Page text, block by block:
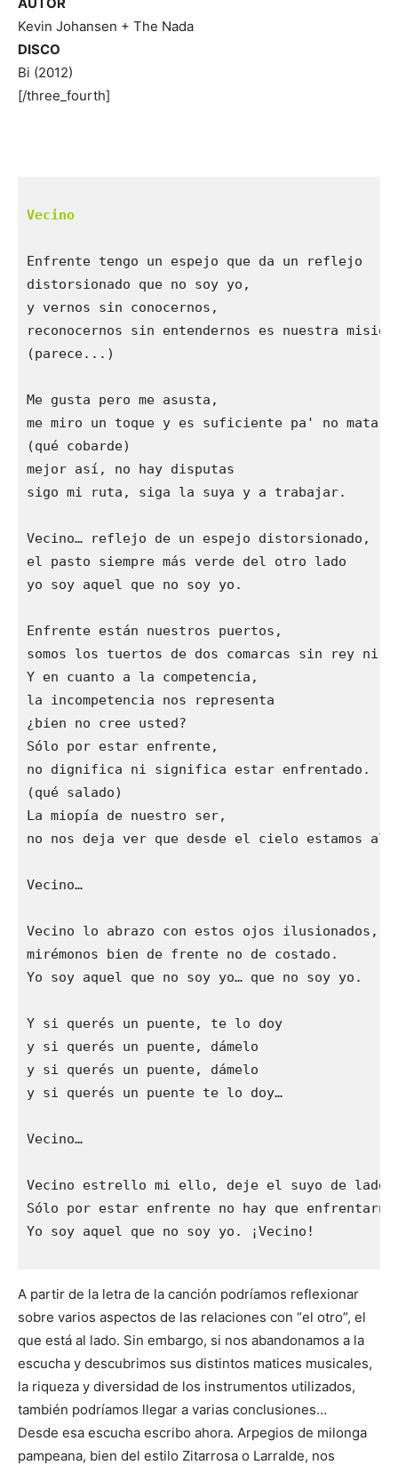
Kevin Johansen + The Nada
DISCO
Bi (2012)
[/three_fourth]
Enfrente tengo un espejo que da un reflejo
distorsionado que no soy yo,
y vernos sin conocernos,
reconocernos sin entendernos es nuestra
(parece...)
Me gusta pero me asusta,
me miro un toque y es suficiente pa' no
(qué cobarde)
mejor así, no hay disputas
sigo mi ruta, siga la suya y a trabajar.
Vecino… reflejo de un espejo distorsionado,
el pasto siempre más verde del otro lado
yo soy aquel que no soy yo.
Enfrente están nuestros puertos,
somos los tuertos de dos comarcas sin rey ni
Y en cuanto a la competencia,
la incompetencia nos representa
¿bien no cree usted?
Sólo por estar enfrente,
no dignifica ni significa estar enfrentado.
(qué salado)
La miopía de nuestro ser,
no nos deja ver que desde el cielo estamos al
Vecino…
Vecino lo abrazo con estos ojos ilusionados,
mirémonos bien de frente no de costado.
Yo soy aquel que no soy yo… que no soy yo.
Y si querés un puente, te lo doy
y si querés un puente, dámelo
y si querés un puente, dámelo
y si querés un puente te lo doy…
Vecino…
Vecino estrello mi ello, deje el suyo de lado.
Sólo por estar enfrente no hay que
Yo soy aquel que no soy yo. ¡Vecino!
A partir de la letra de la canción podríamos reflexionar
sobre varios aspectos de las relaciones con “el otro”, el
que está al lado. Sin embargo, si nos abandonamos a la
escucha y descubrimos sus distintos matices musicales,
la riqueza y diversidad de los instrumentos utilizados,
también podríamos llegar a varias conclusiones…
Desde esa escucha escribo ahora. Arpegios de milonga
pampeana, bien del estilo Zitarrosa o Larralde, nos